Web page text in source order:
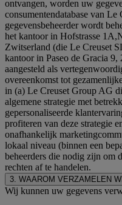
ontvangen, worden uw
consumentendatabase van Le
gegevensbeheerder wordt
het kantoor in Hofstrasse
Zwitserland (die Le Creuset
kantoor in Paseo de Gracia 9,
aangesteld als
overeenkomst tot
in (a) Le Creuset Group AG
algemene strategie met
gepersonaliseerde
profiteren van deze strategie
onafhankelijk
lokaal niveau (binnen een
beheerders die nodig zijn om
rechten af te handelen.
3. WAAROM VERZAMELEN
Wij kunnen uw gegevens